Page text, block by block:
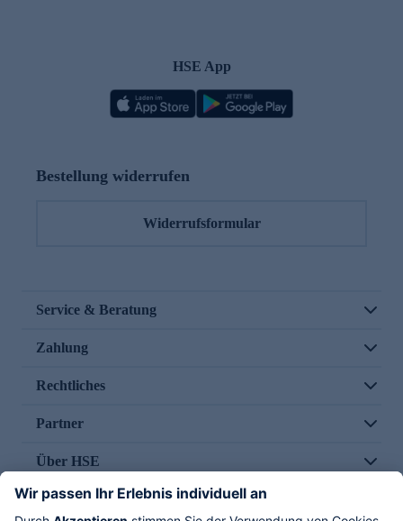
HSE App
Bestellung widerrufen
Widerrufsformular
Service & Beratung
Zahlung
Rechtliches
Partner
Über HSE
Im TV